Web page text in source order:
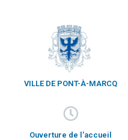
VILLE DE PONT-À-MARCQ
Ouverture de l'accueil